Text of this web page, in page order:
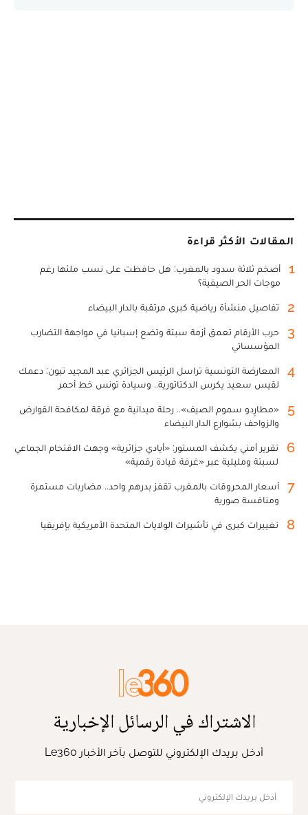
المقالات الأكثر قراءة
1
أضخم ثلاثة سدود بالمغرب: هل حافظت على نسب ملئها رغم
موجات الحر الصيفية؟
2 تفاصيل منشأة رياضية كبرى مرتقبة بالدار البيضاء
3
حرب الأرقام تعمق أزمة سبتة وتضع إسبانيا في مواجهة التضارب
المؤسساتي
4
المعارضة التونسية تراسل الرئيس الجزائري عبد المجيد تبون: دعمك
لقيس سعيد يكرس الدكتاتورية.. وسيادة تونس خط أحمر
5
«مطارِدو سموم الصيف».. رحلة ميدانية مع فرقة لمكافحة القوارض
والزواحف بشوارع الدار البيضاء
6
تقرير أمني يكشف المستور: «أيادي جزائرية» وجهت الاقتحام الجماعي
لسبتة ومليلية عبر «غرفة قيادة رقمية»
7
أسعار المحروقات بالمغرب تقفز بدرهم واحد.. مضاربات مستمرة
ومنافسة صورية
8 تغييرات كبرى في تأشيرات الولايات المتحدة الأمريكية بإفريقيا
الاشتراك في الرسائل الإخبارية
أدخل بريدك الإلكتروني للتوصل بآخر الأخبار Le360